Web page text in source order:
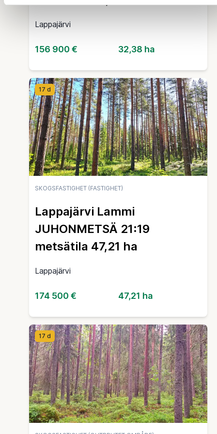
Lappajärvi
156 900 € 32,38 ha
17 d
SKOGSFASTIGHET (FASTIGHET)
Lappajärvi Lammi
JUHONMETSÄ 21:19
metsätila 47,21 ha
Lappajärvi
174 500 € 47,21 ha
17 d